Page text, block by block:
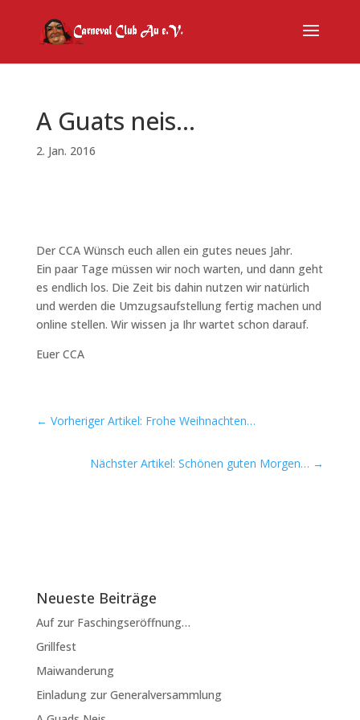
A Guats neis…
2. Jan. 2016
Der CCA Wünsch euch allen ein gutes neues Jahr.
Ein paar Tage müssen wir noch warten, und dann geht
es endlich los. Die Zeit bis dahin nutzen wir natürlich
und werden die Umzugsaufstellung fertig machen und
online stellen. Wir wissen ja Ihr wartet schon darauf.
Euer CCA
← Vorheriger Artikel: Frohe Weihnachten…
Nächster Artikel: Schönen guten Morgen… →
Neueste Beiträge
Auf zur Faschingseröffnung…
Grillfest
Maiwanderung
Einladung zur Generalversammlung